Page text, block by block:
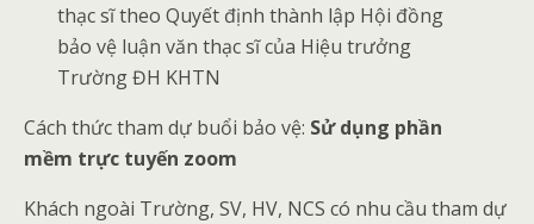
thạc sĩ theo Quyết định thành lập Hội đồng
bảo vệ luận văn thạc sĩ của Hiệu trưởng
Trường ĐH KHTN
Cách thức tham dự buổi bảo vệ: Sử dụng phần
mềm trực tuyến zoom
Khách ngoài Trường, SV, HV, NCS có nhu cầu tham dự